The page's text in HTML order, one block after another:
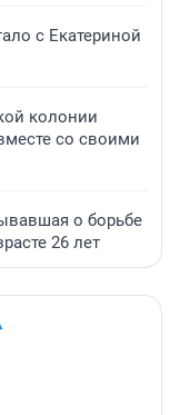
с Екатериной
колонии
со своими
о борьбе
26 лет